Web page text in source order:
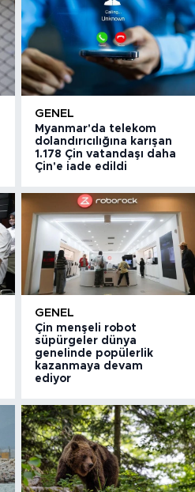
GENEL
Myanmar'da telekom
dolandırıcılığına karışan
1.178 Çin vatandaşı daha
Çin'e iade edildi
GENEL
Çin menşeli robot
süpürgeler dünya
genelinde popülerlik
kazanmaya devam
ediyor